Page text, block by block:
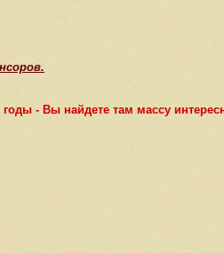
- Вы найдете там массу